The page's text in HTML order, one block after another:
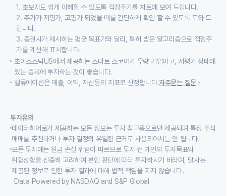
1. 초보자도 쉽게 이해할 수 있도록 적정주가를 차트에 보여 드립니다.
2. 주가가 저평가, 고평가 되었을 때를 간단하게 확인 할 수 있도록 도와 드
립니다.
3. 증권사가 제시하는 평균 목표가와 달리, 특허 받은 알고리즘으로 적정주
가를 계산해 표시합니다.
초이스스탁US에서 제공하는 스마트 스코어가 우량 기업이고, 저평가 상태에
있는 종목에 투자하는 것이 좋습니다.
밸류에이션은 매출, 이익, 자산등의 지표로 산정합니다.자주묻는 질문
투자유의
데이터히어로가 제공하는 모든 정보는 투자 참고용으로만 제공되며 특정 주식
매매를 추천하거나 투자 결정의 유일한 근거로 사용되어서는 안 됩니다.
모든 투자에는 원금 손실 위험이 따르므로 투자 전 개인의 투자목표와
위험성향을 신중히 고려하여 본인 판단에 따라 투자하시기 바라며, 당사는
제공된 정보로 인한 투자 결과에 대해 법적 책임을 지지 않습니다.
Data Powered by NASDAQ and S&P Global